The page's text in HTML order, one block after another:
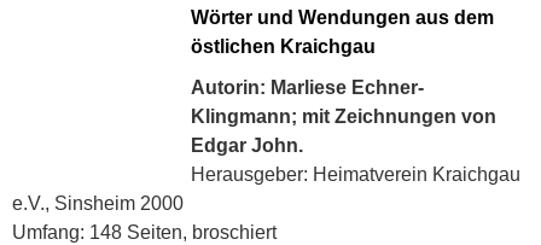
Wörter und Wendungen aus dem
östlichen Kraichgau
Autorin: Marliese Echner-
Klingmann; mit Zeichnungen von
Edgar John.
Herausgeber: Heimatverein Kraichgau
e.V., Sinsheim 2000
Umfang: 148 Seiten, broschiert